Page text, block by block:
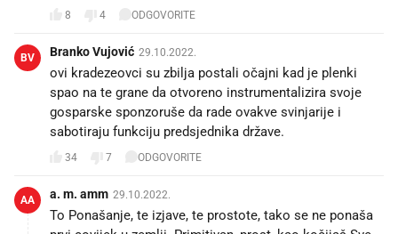
8 4 ODGOVORITE
BV Branko Vujović 29.10.2022.
ovi kradezeovci su zbilja postali očajni kad je plenki
spao na te grane da otvoreno instrumentalizira svoje
gosparske sponzoruše da rade ovakve svinjarije i
sabotiraju funkciju predsjednika države.
34 7 ODGOVORITE
AA a. m. amm 29.10.2022.
To Ponašanje, te izjave, te prostote, tako se ne ponaša